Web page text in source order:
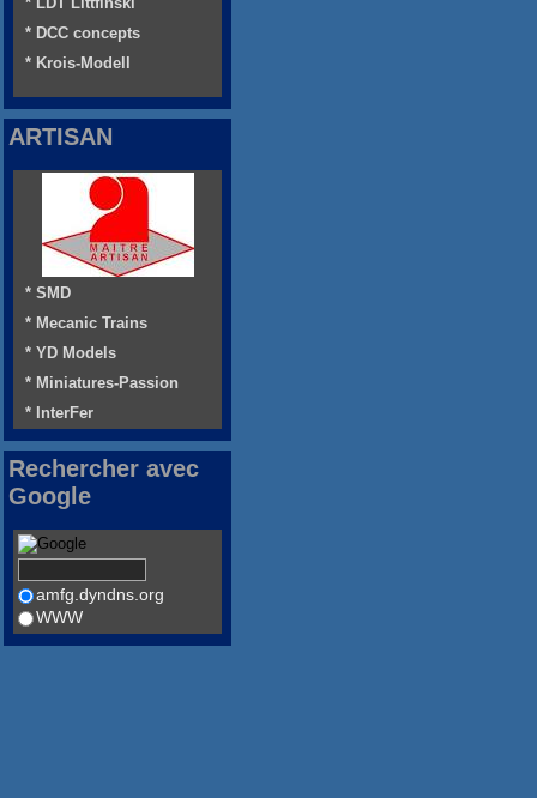
* DCC concepts
* Krois-Modell
ARTISAN
* SMD
* Mecanic Trains
* YD Models
* Miniatures-Passion
* InterFer
Rechercher avec
Google
amfg.dyndns.org
WWW